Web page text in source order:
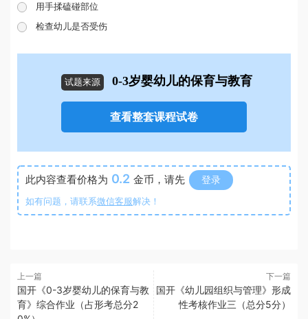
用手揉磕碰部位
检查幼儿是否受伤
试题来源 0-3岁婴幼儿的保育与教育
查看整套课程试卷
此内容查看价格为 0.2 金币，请先 登录
如有问题，请联系微信客服解决！
上一篇
国开《0-3岁婴幼儿的保育与教
育》综合作业（占形考总分2
下一篇
国开《幼儿园组织与管理》形成
性考核作业三（总分5分）